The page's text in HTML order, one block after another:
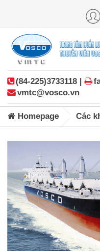
(84-225)3733118 |
vmtc@vosco.vn
Homepage Các